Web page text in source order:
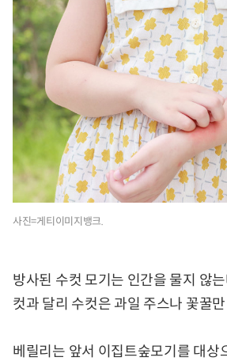
사진=게티이미지뱅크.
방사된 수컷 모기는 인간을 물지 않
컷과 달리 수컷은 과일 주스나 꽃꿀
베릴리는 앞서 이집트숲모기를 대상